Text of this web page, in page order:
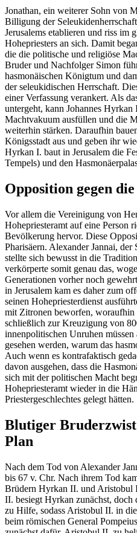
Jonathan, ein weiterer Sohn von
Billigung der
Jerusalems etablieren und riss im
Hohepriesters an sich. Damit
die die politische und religiöse
Bruder und Nachfolger Simon
hasmonäischen Königtum und
der seleukidischen Herrschaft.
einer Verfassung verankert. Als
untergeht, kann Johannes
Machtvakuum ausfüllen und die
weiterhin stärken. Daraufhin
Königsstadt aus und geben ihr
Hyrkan I. baut in Jerusalem die
Tempels) und den
Opposition gegen
Vor allem die Vereinigung von
Hohepriesteramt auf eine Person
Bevölkerung hervor. Diese
Pharisäern. Alexander Jannai,
stellte sich bewusst in die
verkörperte somit genau das,
Generationen vorher noch
in Jerusalem kam es daher zum
seinen Hohepriesterdienst
mit Zitronen beworfen, woraufhin
schließlich zur Kreuzigung von
innenpolitischen Unruhen
gesehen werden, warum das
Auch wenn es kontrafaktisch
davon ausgehen, dass die
sich mit der politischen Macht
Hohepriesteramt wieder in die
Priestergeschlechtes gelegt hätten.
Blutiger
Plan
Nach dem Tod von Alexander
bis 67 v. Chr. Nach ihrem Tod
Brüdern Hyrkan II. und Aristobul
II. besiegt Hyrkan zunächst,
zu Hilfe, sodass Aristobul II. in
beim römischen General